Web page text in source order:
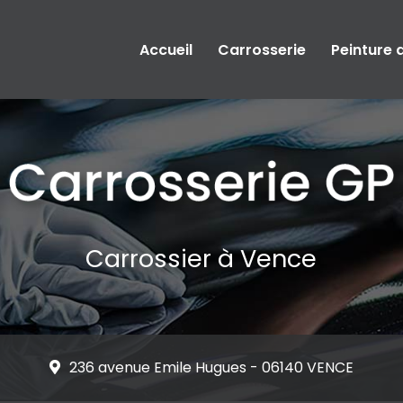
Accueil
Carrosserie Peinture
Carrossier à Vence
236 avenue Emile Hugues - 06140 VENCE